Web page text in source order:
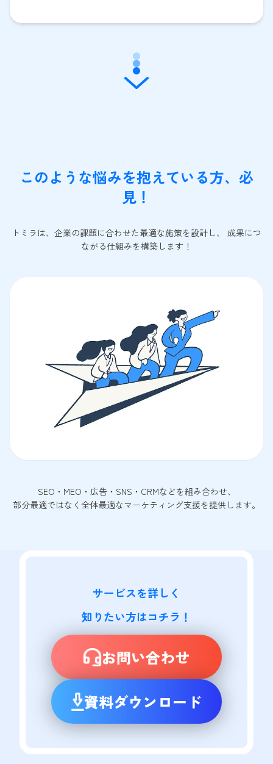
このような悩みを抱えている方、必
見！
トミラは、企業の課題に合わせた最適な施策を設計し、 成果につ
ながる仕組みを構築します！
SEO・MEO・広告・SNS・CRMなどを組み合わせ、
部分最適ではなく全体最適なマーケティング支援を提供します。
サービスを詳しく
知りたい方はコチラ！
お問い合わせ
資料ダウンロード